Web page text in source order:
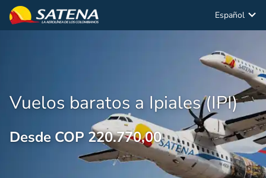
Español
Vuelos baratos a Ipiales (IPI)
Desde COP 220.770,00